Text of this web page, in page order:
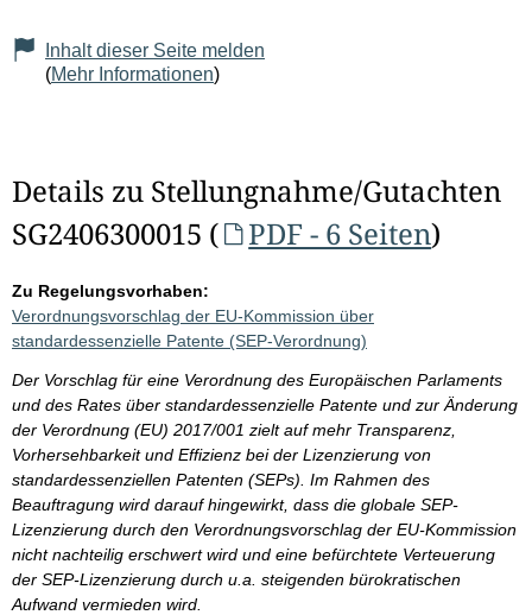
Inhalt dieser Seite melden
(Mehr Informationen)
Details zu Stellungnahme/Gutachten
SG2406300015 (
PDF - 6 Seiten)
Zu Regelungsvorhaben:
Verordnungsvorschlag der EU-Kommission über
standardessenzielle Patente (SEP-Verordnung)
Der Vorschlag für eine Verordnung des Europäischen Parlaments
und des Rates über standardessenzielle Patente und zur Änderung
der Verordnung (EU) 2017/001 zielt auf mehr Transparenz,
Vorhersehbarkeit und Effizienz bei der Lizenzierung von
standardessenziellen Patenten (SEPs). Im Rahmen des
Beauftragung wird darauf hingewirkt, dass die globale SEP-
Lizenzierung durch den Verordnungsvorschlag der EU-Kommission
nicht nachteilig erschwert wird und eine befürchtete Verteuerung
der SEP-Lizenzierung durch u.a. steigenden bürokratischen
Aufwand vermieden wird.